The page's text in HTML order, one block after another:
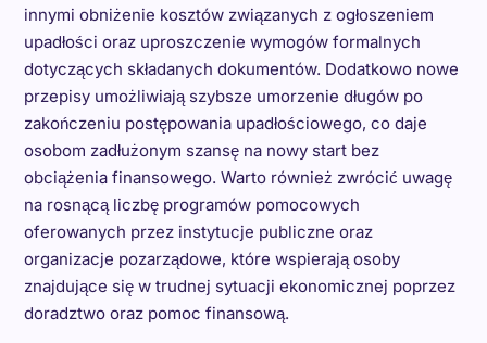
innymi obniżenie kosztów związanych z ogłoszeniem
upadłości oraz uproszczenie wymogów formalnych
dotyczących składanych dokumentów. Dodatkowo nowe
przepisy umożliwiają szybsze umorzenie długów po
zakończeniu postępowania upadłościowego, co daje
osobom zadłużonym szansę na nowy start bez
obciążenia finansowego. Warto również zwrócić uwagę
na rosnącą liczbę programów pomocowych
oferowanych przez instytucje publiczne oraz
organizacje pozarządowe, które wspierają osoby
znajdujące się w trudnej sytuacji ekonomicznej poprzez
doradztwo oraz pomoc finansową.